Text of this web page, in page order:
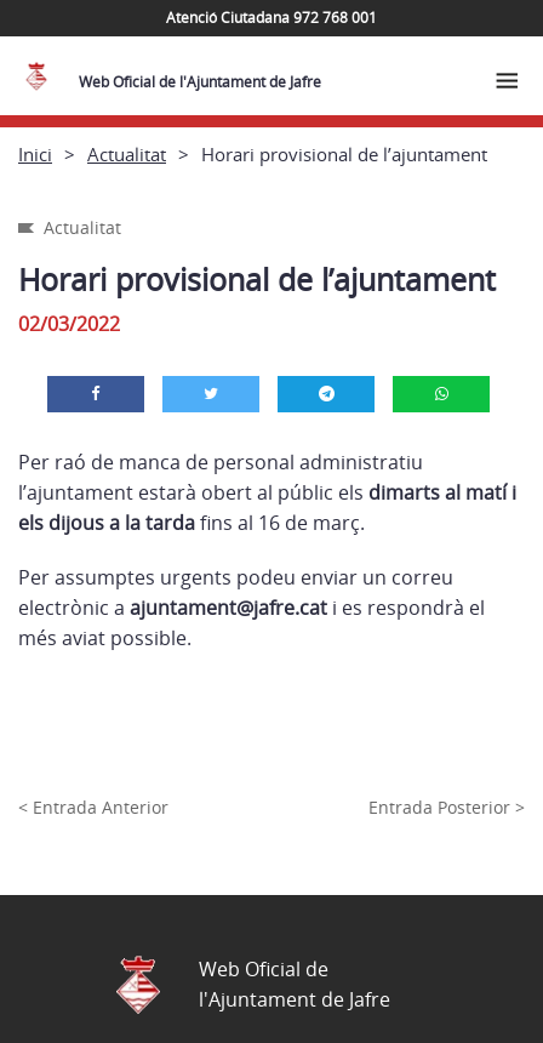
Atenció Ciutadana 972 768 001
Web Oficial de l'Ajuntament de Jafre
Inici Actualitat Horari provisional de l’ajuntament
Actualitat
Horari provisional de l’ajuntament
02/03/2022
Per raó de manca de personal administratiu
l’ajuntament estarà obert al públic els dimarts al matí i
els dijous a la tardafins al 16 de març.
Per assumptes urgents podeu enviar un correu
electrònic a ajuntament@jafre.cat i es respondrà el
més aviat possible.
< Entrada Anterior Entrada Posterior >
Web Oficial de
l'Ajuntament de Jafre